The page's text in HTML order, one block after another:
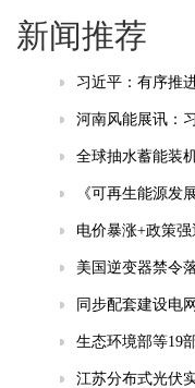
新闻推荐
习近平：有序推进大型风电
河南风能展讯：习近平：有序推
全球抽水蓄能装
《可再生能源发
电价暴涨+政策
美国逆变器禁令
同步配套建设电网和储
生态环境部等19部
江苏分布式光伏实施